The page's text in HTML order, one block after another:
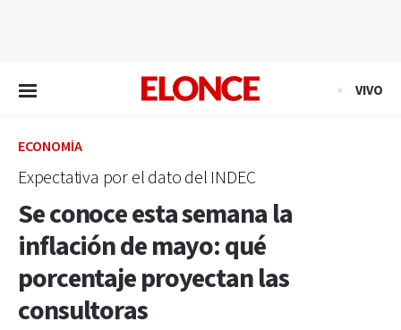
VIVO
ECONOMÍA
Expectativa por el dato del INDEC
Se conoce esta semana la
inflación de mayo: qué
porcentaje proyectan las
consultoras